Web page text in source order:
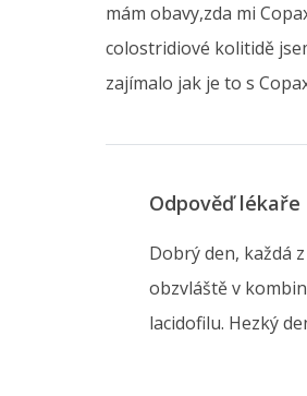
mám obavy,zda mi
colostridiové kolitidě
zajímalo jak je to s
Odpověď lékaře
Dobrý den, každá
obzvláště v
lacidofilu. Hezký